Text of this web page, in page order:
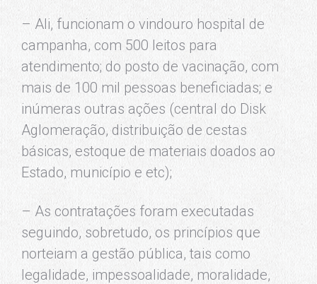
– Ali, funcionam o vindouro hospital de
campanha, com 500 leitos para
atendimento; do posto de vacinação, com
mais de 100 mil pessoas beneficiadas; e
inúmeras outras ações (central do Disk
Aglomeração, distribuição de cestas
básicas, estoque de materiais doados ao
Estado, município e etc);
– As contratações foram executadas
seguindo, sobretudo, os princípios que
norteiam a gestão pública, tais como
legalidade, impessoalidade, moralidade,